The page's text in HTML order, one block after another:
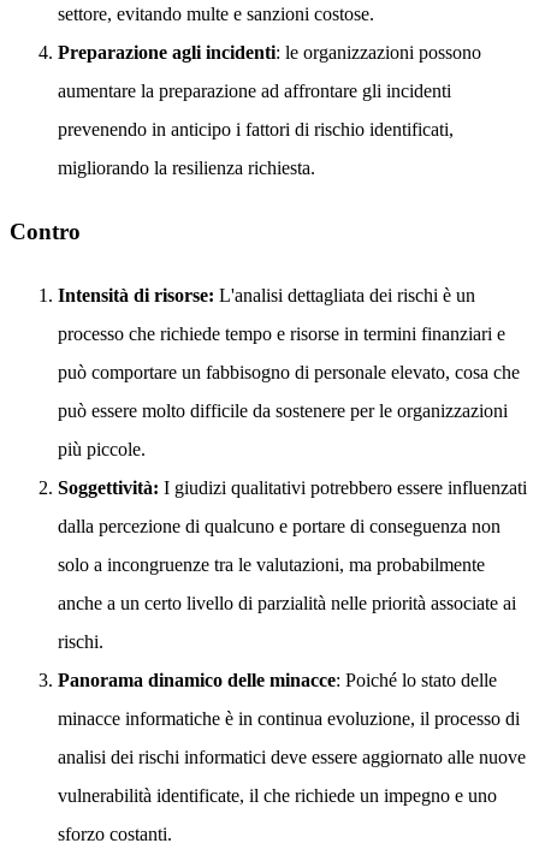
settore, evitando multe e sanzioni costose.
Preparazione agli incidenti: le organizzazioni possono
aumentare la preparazione ad affrontare gli incidenti
prevenendo in anticipo i fattori di rischio identificati,
migliorando la resilienza richiesta.
Contro
Intensità di risorse: L'analisi dettagliata dei rischi è un
processo che richiede tempo e risorse in termini finanziari e
può comportare un fabbisogno di personale elevato, cosa che
può essere molto difficile da sostenere per le organizzazioni
più piccole.
Soggettività: I giudizi qualitativi potrebbero essere influenzati
dalla percezione di qualcuno e portare di conseguenza non
solo a incongruenze tra le valutazioni, ma probabilmente
anche a un certo livello di parzialità nelle priorità associate ai
rischi.
Panorama dinamico delle minacce: Poiché lo stato delle
minacce informatiche è in continua evoluzione, il processo di
analisi dei rischi informatici deve essere aggiornato alle nuove
vulnerabilità identificate, il che richiede un impegno e uno
sforzo costanti.